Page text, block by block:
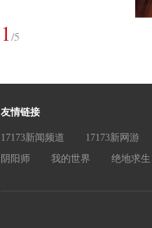
1/5
友情链接
17173新闻频道 17173新网游
阴阳师
我的世界 绝地求生